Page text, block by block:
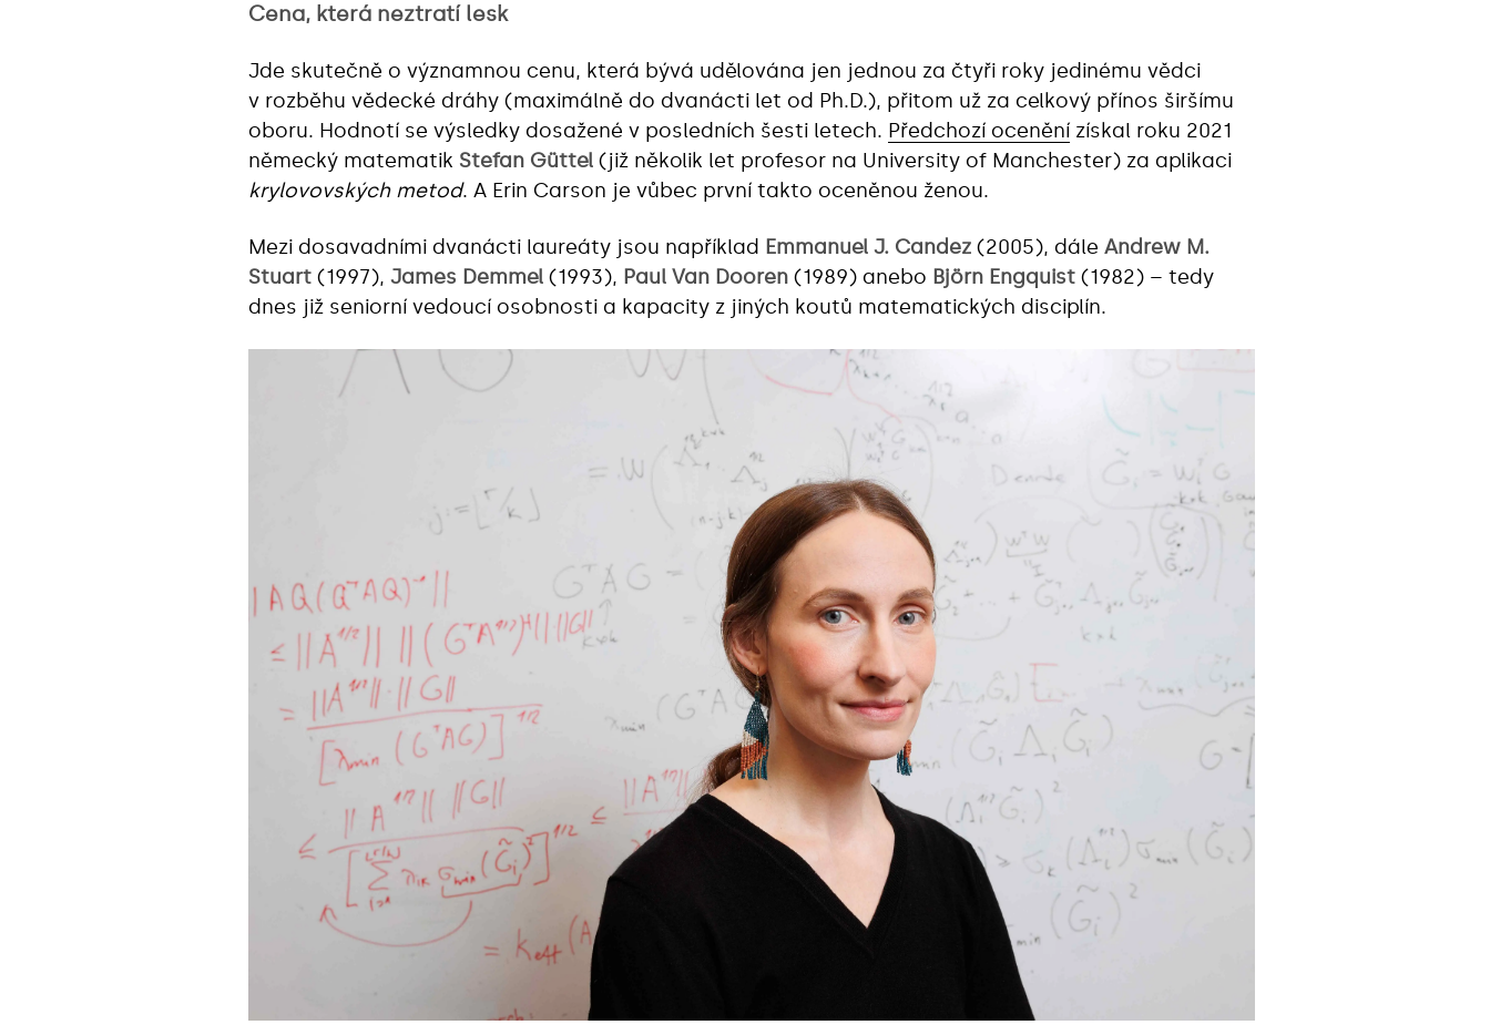
Cena, která neztratí lesk
Jde skutečně o významnou cenu, která bývá udělována jen jednou za čtyři roky jedinému vědci
v rozběhu vědecké dráhy (maximálně do dvanácti let od Ph.D.), přitom už za celkový přínos širšímu
oboru. Hodnotí se výsledky dosažené v posledních šesti letech. Předchozí ocenění získal roku 2021
německý matematik Stefan Güttel (již několik let profesor na University of Manchester) za aplikaci
krylovovských metod. A Erin Carson je vůbec první takto oceněnou ženou.
Mezi dosavadními dvanácti laureáty jsou například Emmanuel J. Candez (2005), dále Andrew M.
Stuart (1997), James Demmel (1993), Paul Van Dooren (1989) anebo Björn Engquist (1982) – tedy
dnes již seniorní vedoucí osobnosti a kapacity z jiných koutů matematických disciplín.